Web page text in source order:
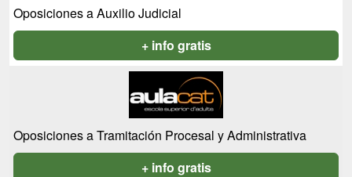
Oposiciones a Auxilio Judicial
+ info gratis
Oposiciones a Tramitación Procesal y Administrativa
+ info gratis